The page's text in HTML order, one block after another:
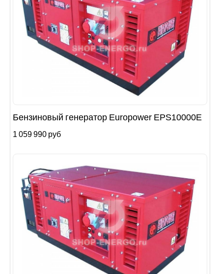
Бензиновый генератор Europower EPS10000E
1 059 990 руб